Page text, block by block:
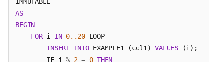
工
AS
BEGIN
FOR i IN 0. .20 LOOP
INSERT INTO EXAMPLE1 (col1) VALUES (i);
        IF i
% 2 = 0 THEN